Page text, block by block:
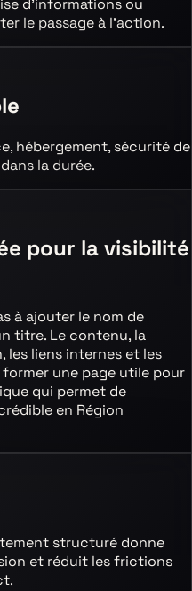
d’informations ou
le passage à l’action.
hébergement, sécurité de
la durée.
pour la visibilité
à ajouter le nom de
titre. Le contenu, la
les liens internes et les
une page utile pour
qui permet de
en Région
structuré donne
et réduit les frictions